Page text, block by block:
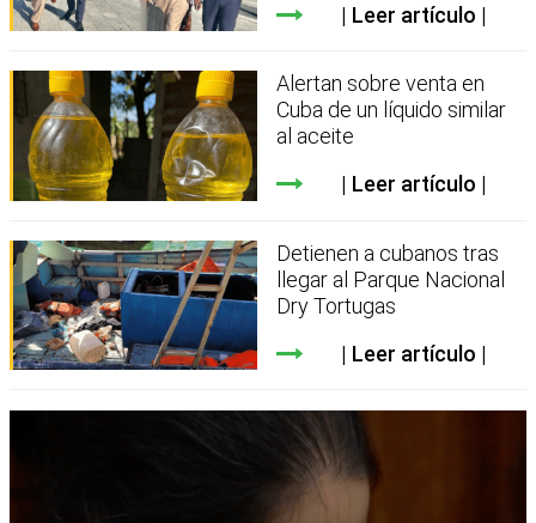
Leer artículo
Alertan sobre venta en
Cuba de un líquido similar
al aceite
Leer artículo
Detienen a cubanos tras
llegar al Parque Nacional
Dry Tortugas
Leer artículo